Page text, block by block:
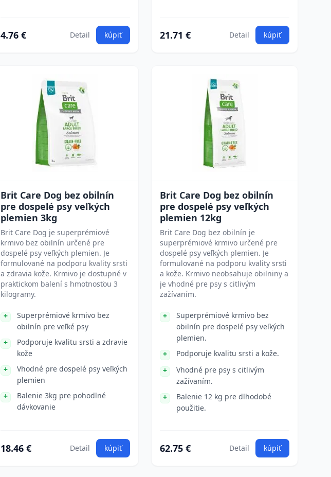
4.76 € Detail kúpiť 21.71 € Detail kúpiť
Brit Care Dog bez obilnín
pre dospelé psy veľkých
plemien 3kg
Brit Care Dog je superprémiové
krmivo bez obilnín určené pre
dospelé psy veľkých plemien. Je
formulované na podporu kvality srsti
a zdravia kože. Krmivo je dostupné v
praktickom balení s hmotnosťou 3
kilogramy.
Superprémiové krmivo bez
obilnín pre veľké psy
Podporuje kvalitu srsti a zdravie
kože
Vhodné pre dospelé psy veľkých
plemien
Balenie 3kg pre pohodlné
dávkovanie
18.46 € Detail kúpiť
Brit Care Dog bez obilnín
pre dospelé psy veľkých
plemien 12kg
Brit Care Dog bez obilnín je
superprémiové krmivo určené pre
dospelé psy veľkých plemien. Je
formulované na podporu kvality srsti
a kože. Krmivo neobsahuje obilniny a
je vhodné pre psy s citlivým
zažívaním.
Superprémiové krmivo bez
obilnín pre dospelé psy veľkých
plemien.
Podporuje kvalitu srsti a kože.
Vhodné pre psy s citlivým
zažívaním.
Balenie 12 kg pre dlhodobé
použitie.
62.75 € Detail kúpiť